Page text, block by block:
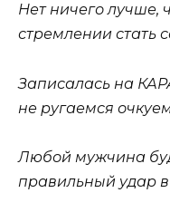
Нет ничего лучше,
стремлении стать
Записалась на
не ругаемся
Любой мужчина
правильный удар